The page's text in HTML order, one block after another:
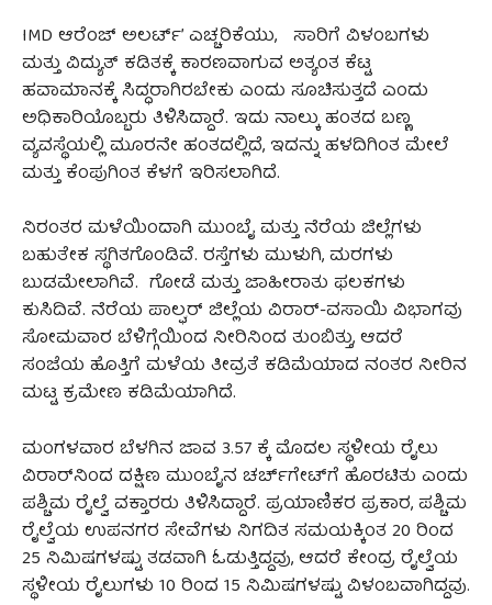
IMD ಆರೆಂಜ್‌ ಅಲರ್ಟ್‌’ ಎಚ್ಚರಿಕೆಯು, ಸಾರಿಗೆ ವಿಳಂಬಗಳು
ಮತ್ತು ವಿದ್ಯುತ್ ಕಡಿತಕ್ಕೆ ಕಾರಣವಾಗುವ ಅತ್ಯಂತ ಕೆಟ್ಟ
ಹವಾಮಾನಕ್ಕೆ ಸಿದ್ಧರಾಗಿರಬೇಕು ಎಂದು ಸೂಚಿಸುತ್ತದೆ ಎಂದು
ಅಧಿಕಾರಿಯೊಬ್ಬರು ತಿಳಿಸಿದ್ದಾರೆ. ಇದು ನಾಲ್ಕು ಹಂತದ ಬಣ್ಣ
ವ್ಯವಸ್ಥೆಯಲ್ಲಿ ಮೂರನೇ ಹಂತದಲ್ಲಿದೆ, ಇದನ್ನು ಹಳದಿಗಿಂತ ಮೇಲೆ
ಮತ್ತು ಕೆಂಪುಗಿಂತ ಕೆಳಗೆ ಇರಿಸಲಾಗಿದೆ.
ನಿರಂತರ ಮಳೆಯಿಂದಾಗಿ ಮುಂಬೈ ಮತ್ತು ನೆರೆಯ ಜಿಲ್ಲೆಗಳು
ಬಹುತೇಕ ಸ್ಥಗಿತಗೊಂಡಿವೆ. ರಸ್ತೆಗಳು ಮುಳುಗಿ, ಮರಗಳು
ಬುಡಮೇಲಾಗಿವೆ. ಗೋಡೆ ಮತ್ತು ಜಾಹೀರಾತು ಫಲಕಗಳು
ಕುಸಿದಿವೆ. ನೆರೆಯ ಪಾಲ್ಘರ್ ಜಿಲ್ಲೆಯ ವಿರಾರ್-ವಸಾಯಿ ವಿಭಾಗವು
ಸೋಮವಾರ ಬೆಳಿಗ್ಗೆಯಿಂದ ನೀರಿನಿಂದ ತುಂಬಿತ್ತು, ಆದರೆ
ಸಂಜೆಯ ಹೊತ್ತಿಗೆ ಮಳೆಯ ತೀವ್ರತೆ ಕಡಿಮೆಯಾದ ನಂತರ ನೀರಿನ
ಮಟ್ಟ ಕ್ರಮೇಣ ಕಡಿಮೆಯಾಗಿದೆ.
ಮಂಗಳವಾರ ಬೆಳಗಿನ ಜಾವ 3.57 ಕ್ಕೆ ಮೊದಲ ಸ್ಥಳೀಯ ರೈಲು
ವಿರಾರ್‌ನಿಂದ ದಕ್ಷಿಣ ಮುಂಬೈನ ಚರ್ಚ್‌ಗೇಟ್‌ಗೆ ಹೊರಟಿತು ಎಂದು
ಪಶ್ಚಿಮ ರೈಲ್ವೆ ವಕ್ತಾರರು ತಿಳಿಸಿದ್ದಾರೆ. ಪ್ರಯಾಣಿಕರ ಪ್ರಕಾರ, ಪಶ್ಚಿಮ
ರೈಲ್ವೆಯ ಉಪನಗರ ಸೇವೆಗಳು ನಿಗದಿತ ಸಮಯಕ್ಕಿಂತ 20 ರಿಂದ
25 ನಿಮಿಷಗಳಷ್ಟು ತಡವಾಗಿ ಓಡುತ್ತಿದ್ದವು, ಆದರೆ ಕೇಂದ್ರ ರೈಲ್ವೆಯ
ಸ್ಥಳೀಯ ರೈಲುಗಳು 10 ರಿಂದ 15 ನಿಮಿಷಗಳಷ್ಟು ವಿಳಂಬವಾಗಿದ್ದವು.